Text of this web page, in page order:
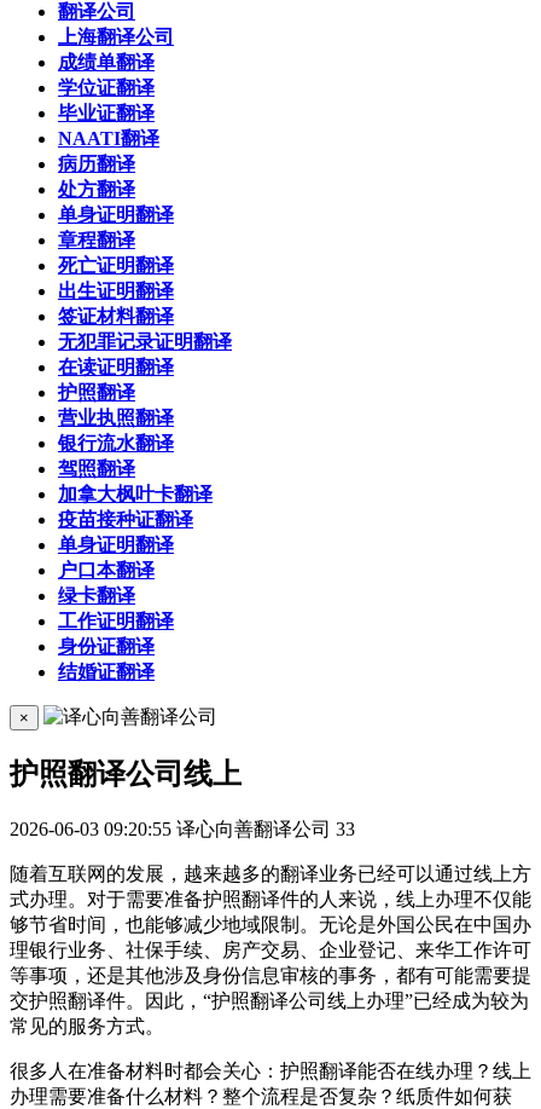
翻译公司
上海翻译公司
成绩单翻译
学位证翻译
毕业证翻译
NAATI翻译
病历翻译
处方翻译
单身证明翻译
章程翻译
死亡证明翻译
出生证明翻译
签证材料翻译
无犯罪记录证明翻译
在读证明翻译
护照翻译
营业执照翻译
银行流水翻译
驾照翻译
加拿大枫叶卡翻译
疫苗接种证翻译
单身证明翻译
户口本翻译
绿卡翻译
工作证明翻译
身份证翻译
结婚证翻译
×
护照翻译公司线上
2026-06-03 09:20:55 译心向善翻译公司 33
随着互联网的发展，越来越多的翻译业务已经可以通过线上方
式办理。对于需要准备护照翻译件的人来说，线上办理不仅能
够节省时间，也能够减少地域限制。无论是外国公民在中国办
理银行业务、社保手续、房产交易、企业登记、来华工作许可
等事项，还是其他涉及身份信息审核的事务，都有可能需要提
交护照翻译件。因此，“护照翻译公司线上办理”已经成为较为
常见的服务方式。
很多人在准备材料时都会关心：护照翻译能否在线办理？线上
办理需要准备什么材料？整个流程是否复杂？纸质件如何获